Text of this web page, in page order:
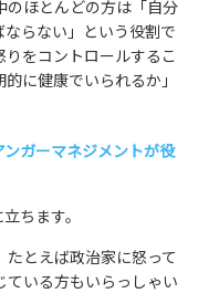
のほとんどの方は「自分
らない」という役割で
をコントロールするこ
に健康でいられるか」
ンガーマネジメントが役
ちます。
とえば政治家に怒って
いる方もいらっしゃい